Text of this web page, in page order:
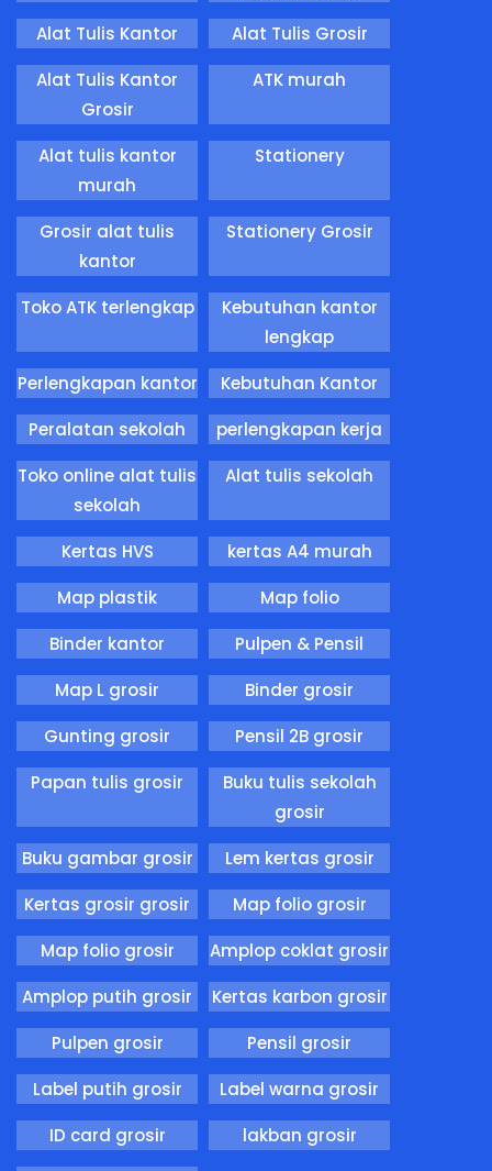
Alat Tulis Kantor
Alat Tulis Grosir
Alat Tulis Kantor
Grosir
ATK murah
Alat tulis kantor
murah
Stationery
Grosir alat tulis
kantor
Stationery Grosir
Toko ATK terlengkap
Kebutuhan kantor
lengkap
Perlengkapan kantor
Kebutuhan Kantor
Peralatan sekolah
perlengkapan kerja
Toko online alat tulis
sekolah
Alat tulis sekolah
Kertas HVS
kertas A4 murah
Map plastik
Map folio
Binder kantor
Pulpen & Pensil
Map L grosir
Binder grosir
Gunting grosir
Pensil 2B grosir
Papan tulis grosir
Buku tulis sekolah
grosir
Buku gambar grosir
Lem kertas grosir
Kertas grosir grosir
Map folio grosir
Map folio grosir
Amplop coklat grosir
Amplop putih grosir
Kertas karbon grosir
Pulpen grosir
Pensil grosir
Label putih grosir
Label warna grosir
ID card grosir
lakban grosir